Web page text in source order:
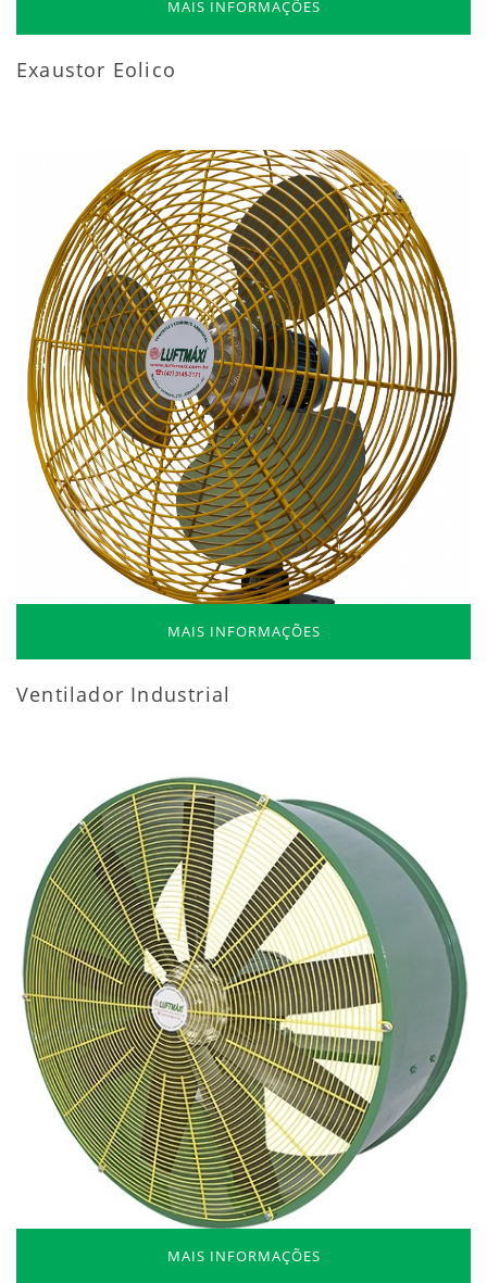
MAIS INFORMAÇÕES
Exaustor Eolico
MAIS INFORMAÇÕES
Ventilador Industrial
MAIS INFORMAÇÕES